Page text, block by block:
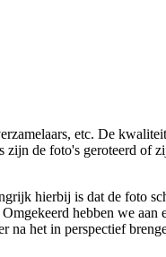
etc. De
zijn de foto's geroteerd of
hierbij is dat de foto
hebben we aan
na het in perspectief